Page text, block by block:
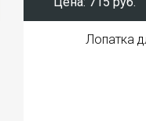
Лопатка